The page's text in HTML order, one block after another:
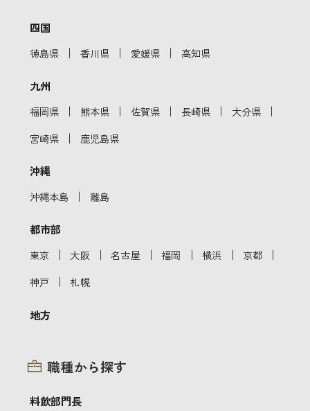
四国
徳島県 ｜ 香川県 ｜ 愛媛県 ｜ 高知県
九州
福岡県 ｜ 熊本県 ｜ 佐賀県 ｜ 長崎県 ｜ 大分県 ｜
宮崎県 ｜ 鹿児島県
沖縄
沖縄本島 ｜ 離島
都市部
東京 ｜ 大阪 ｜ 名古屋 ｜ 福岡 ｜ 横浜 ｜ 京都 ｜
神戸 ｜ 札幌
地方
職種から探す
料飲部門長